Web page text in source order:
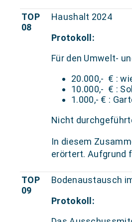
TOP
08
Haushalt 2024
Protokoll:
Für den Umwelt-
20.000,- € :
10.000,- € :
1.000,- € :
Nicht
In diesem
erörtert. Aufgrund
TOP
09
Bodenaustausch
Protokoll: